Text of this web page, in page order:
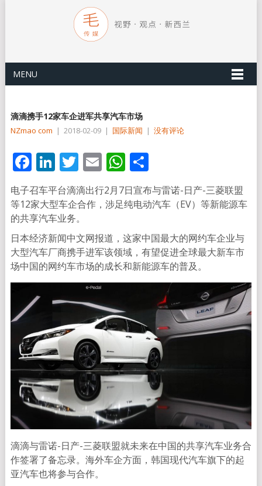
MENU
滴滴携手12家车企进军共享汽车市场
NZmao com | 2018-02-09 | 国际新闻 | 没有评论
Facebook
LinkedIn
Twitter
EmailWhatsApp
分
享
电子召车平台滴滴出行2月7日宣布与雷诺-日产-三菱联盟
等12家大型车企合作，涉足纯电动汽车（EV）等新能源车
的共享汽车业务。
日本经济新闻中文网报道，这家中国最大的网约车企业与
大型汽车厂商携手进军该领域，有望促进全球最大新车市
场中国的网约车市场的成长和新能源车的普及。
滴滴与雷诺-日产-三菱联盟就未来在中国的共享汽车业务合
作签署了备忘录。海外车企方面，韩国现代汽车旗下的起
亚汽车也将参与合作。